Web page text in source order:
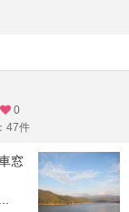
0
47件
窓
...